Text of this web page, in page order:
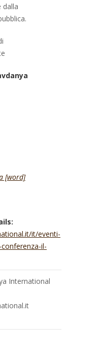
dalla
[word]
it/eventi-
il-
International